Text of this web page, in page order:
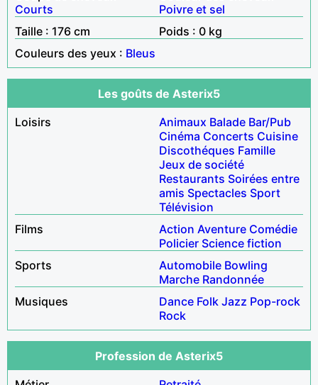
Courts
Poivre et sel
Taille : 176 cm
Poids : 0 kg
Couleurs des yeux : Bleus
Les goûts de Asterix5
Loisirs
Animaux Balade Bar/Pub
Cinéma Concerts Cuisine
Discothéques Famille
Jeux de société
Restaurants Soirées entre
amis Spectacles Sport
Télévision
Films
Action Aventure Comédie
Policier Science fiction
Sports
Automobile Bowling
Marche Randonnée
Musiques
Dance Folk Jazz Pop-rock
Rock
Profession de Asterix5